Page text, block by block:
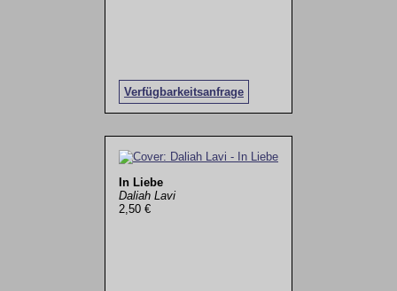
Verfügbarkeitsanfrage
In Liebe
Daliah Lavi
2,50 €